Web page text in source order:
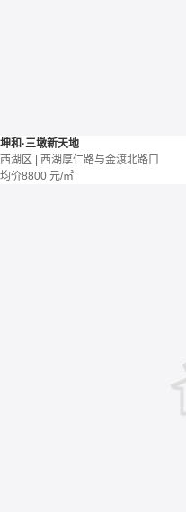
坤和·三墩新天地
西湖区 | 西湖厚仁路与金渡北路口
均价8800 元/㎡